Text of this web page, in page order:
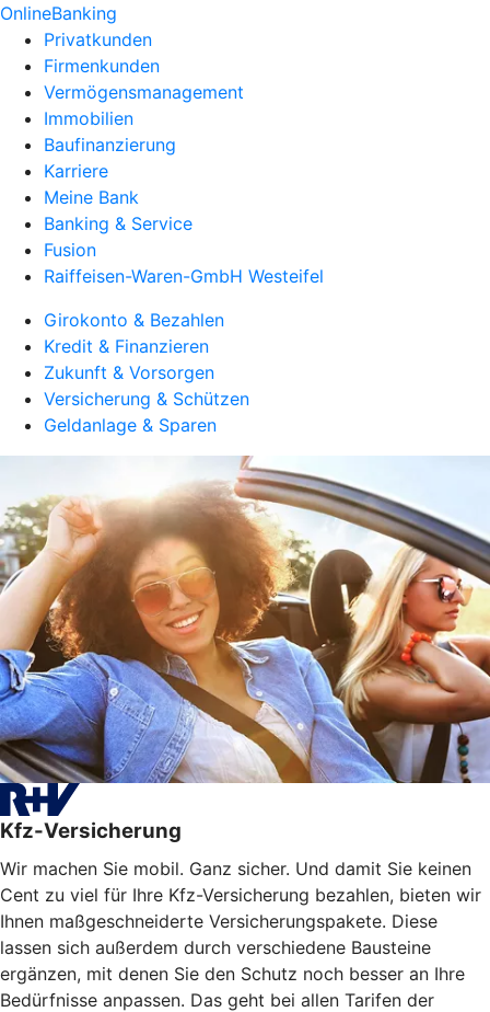
OnlineBanking
Privatkunden
Firmenkunden
Vermögensmanagement
Immobilien
Baufinanzierung
Karriere
Meine Bank
Banking & Service
Fusion
Raiffeisen-Waren-GmbH Westeifel
Girokonto & Bezahlen
Kredit & Finanzieren
Zukunft & Vorsorgen
Versicherung & Schützen
Geldanlage & Sparen
Kfz-Versicherung
Wir machen Sie mobil. Ganz sicher. Und damit Sie keinen
Cent zu viel für Ihre Kfz-Versicherung bezahlen, bieten wir
Ihnen maßgeschneiderte Versicherungspakete. Diese
lassen sich außerdem durch verschiedene Bausteine
ergänzen, mit denen Sie den Schutz noch besser an Ihre
Bedürfnisse anpassen. Das geht bei allen Tarifen der